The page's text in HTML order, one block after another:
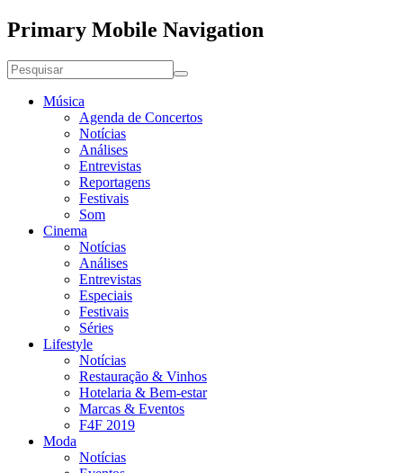
Primary Mobile Navigation
Música
Agenda de Concertos
Notícias
Análises
Entrevistas
Reportagens
Festivais
Som
Cinema
Notícias
Análises
Entrevistas
Especiais
Festivais
Séries
Lifestyle
Notícias
Restauração & Vinhos
Hotelaria & Bem-estar
Marcas & Eventos
F4F 2019
Moda
Notícias